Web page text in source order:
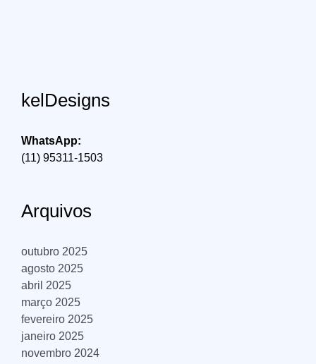
kelDesigns
WhatsApp:
(11) 95311-1503
Arquivos
outubro 2025
agosto 2025
abril 2025
março 2025
fevereiro 2025
janeiro 2025
novembro 2024